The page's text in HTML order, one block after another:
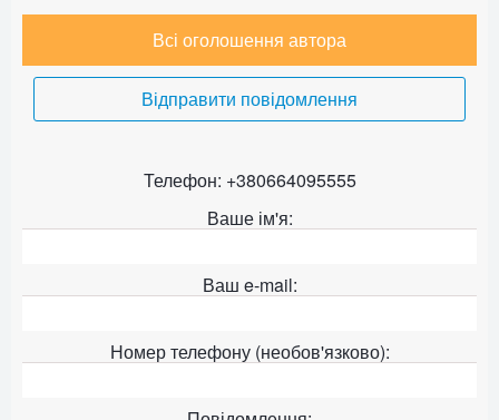
Всі оголошення автора
Відправити повідомлення
Телефон: +380664095555
Ваше ім'я:
Ваш e-mail:
Номер телефону (необов'язково):